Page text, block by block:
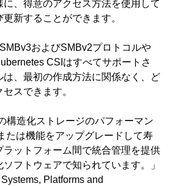
に、得意のアクセス方法を使用して
新することができます。
およびSMBv2プロトコルや
CSIはすべてサポートさ
、最初の作成方法に関係なく、ど
スできます。
構造化ストレージのパフォーマン
たは機能をアップグレードして寿
ットフォーム間で統合管理を提供
フトウェアで知られています。」
Platforms and